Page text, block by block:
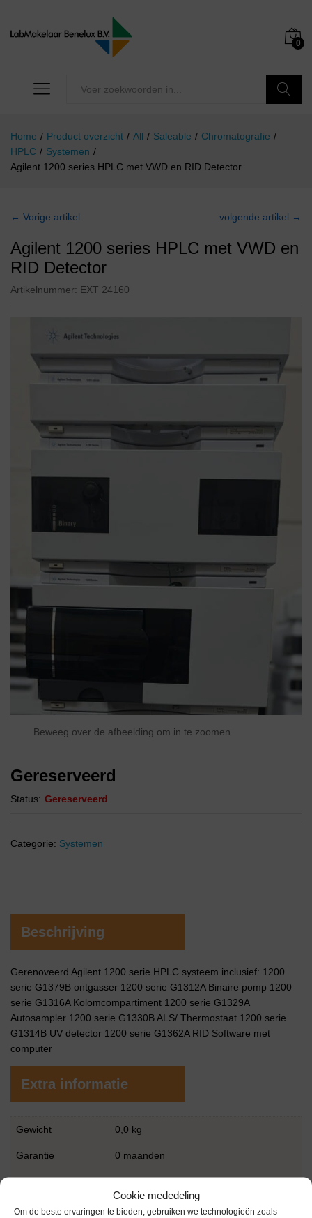
Cookie mededeling
Om de beste ervaringen te bieden, gebruiken we technologieën zoals
0
Home / Product overzicht / All / Saleable / Chromatografie /
HPLC / Systemen /
Agilent 1200 series HPLC met VWD en RID Detector
← Vorige artikel volgende artikel →
Agilent 1200 series HPLC met VWD en
RID Detector
Artikelnummer: EXT 24160
Beweeg over de afbeelding om in te zoomen
Gereserveerd
Status: Gereserveerd
Categorie: Systemen
Beschrijving
Gerenoveerd Agilent 1200 serie HPLC systeem inclusief: 1200
serie G1379B ontgasser 1200 serie G1312A Binaire pomp 1200
serie G1316A Kolomcompartiment 1200 serie G1329A
Autosampler 1200 serie G1330B ALS/ Thermostaat 1200 serie
G1314B UV detector 1200 serie G1362A RID Software met
computer
Extra informatie
Gewicht 0,0 kg
Garantie 0 maanden
Conditie Zo goed als nieuw
Bouwjaar 2019